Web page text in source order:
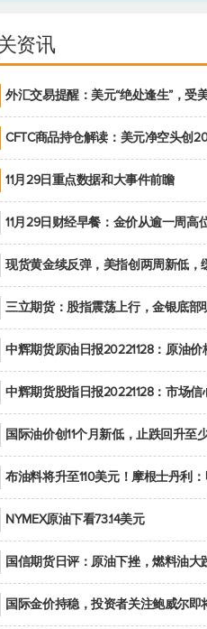
资讯
外汇交易提醒：美元“绝处逢生”，受美联储官员鹰
CFTC商品持仓解读：美元净空头创2021年7月以来最大，黄金期货投机性净
11月29日重点数据和大事件前瞻
11月29日财经早餐：金价从逾一周高位回落，美联储官员重申鹰派立场
现货黄金续反弹，美指创两周新低，缓解高通胀美
三立期货：股指震荡上行，金银底部明朗，原油偏弱走势
中辉期货原油日报20221128：原油价格持续下降，市场关注OPEC+新
中辉期货股指日报20221128：市场信心受挫，股指
国际油价创11个月新低，止跌回升至少得满足二
布油料将升至110美元！摩根士丹利：明年油市面临七
NYMEX原油下看73.14美元
国信期货日评：原油下挫，燃料油大跌，聚烯烃
国际金价持稳，投资者关注鲍威尔即将发